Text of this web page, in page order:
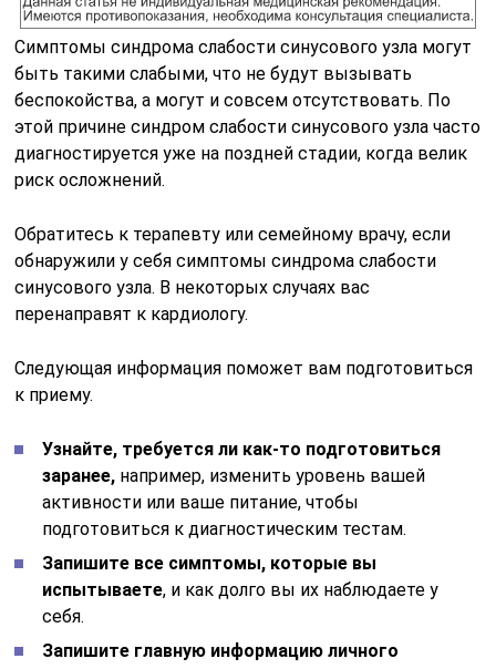
Симптомы синдрома слабости синусового узла могут
быть такими слабыми, что не будут вызывать
беспокойства, а могут и совсем отсутствовать. По
этой причине синдром слабости синусового узла часто
диагностируется уже на поздней стадии, когда велик
риск осложнений.
Обратитесь к терапевту или семейному врачу, если
обнаружили у себя симптомы синдрома слабости
синусового узла. В некоторых случаях вас
перенаправят к кардиологу.
Следующая информация поможет вам подготовиться
к приему.
Узнайте, требуется ли как-то подготовиться
заранее, например, изменить уровень вашей
активности или ваше питание, чтобы
подготовиться к диагностическим тестам.
Запишите все симптомы, которые вы
испытываете, и как долго вы их наблюдаете у
себя.
Запишите главную информацию личного